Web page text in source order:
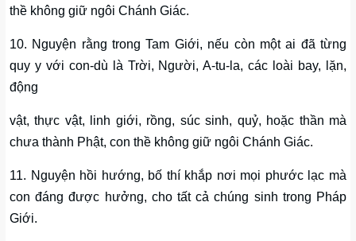
thề không giữ ngôi Chánh Giác.
10. Nguyện rằng trong Tam Giới, nếu còn một ai đã từng
quy y với con-dù là Trời, Người, A-tu-la, các loài bay, lặn,
động
vật, thực vật, linh giới, rồng, súc sinh, quỷ, hoặc thần mà
chưa thành Phật, con thề không giữ ngôi Chánh Giác.
11. Nguyện hồi hướng, bố thí khắp nơi mọi phước lạc mà
con đáng được hưởng, cho tất cả chúng sinh trong Pháp
Giới.